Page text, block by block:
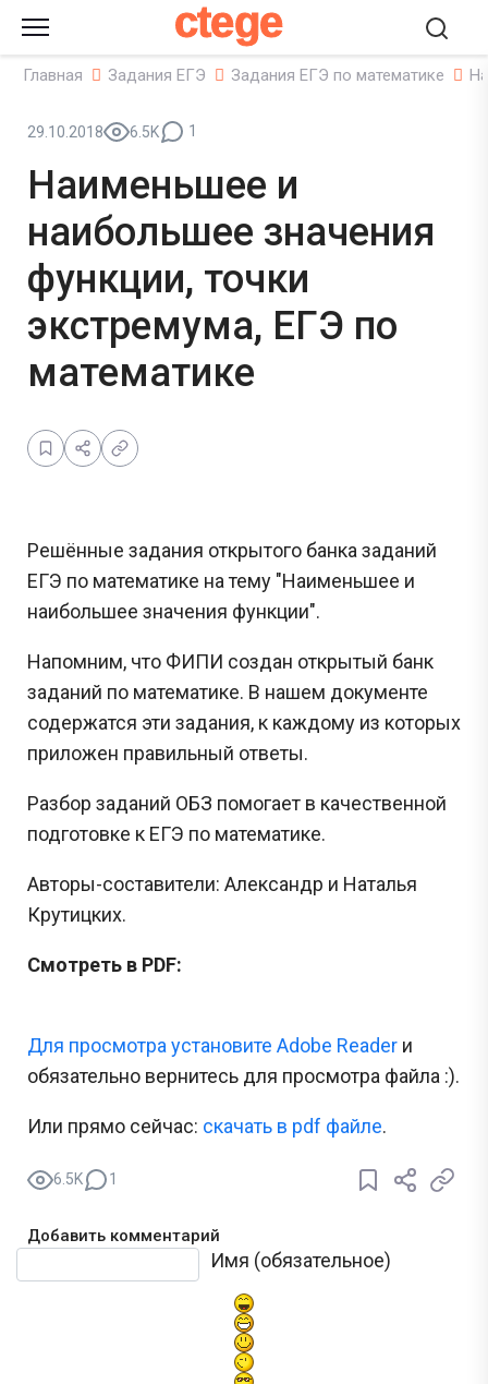
ctege
Главная Задания ЕГЭ Задания ЕГЭ по математике
29.10.2018 6.5K 1
Наименьшее и
наибольшее значения
функции, точки
экстремума, ЕГЭ по
математике
Решённые задания открытого банка заданий
ЕГЭ по математике на тему "Наименьшее и
наибольшее значения функции".
Напомним, что ФИПИ создан открытый банк
заданий по математике. В нашем документе
содержатся эти задания, к каждому из которых
приложен правильный ответы.
Разбор заданий ОБЗ помогает в качественной
подготовке к ЕГЭ по математике.
Авторы-составители: Александр и Наталья
Крутицких.
Смотреть в PDF:
Для просмотра установите Adobe Reader и
обязательно вернитесь для просмотра файла :).
Или прямо сейчас: cкачать в pdf файле.
6.5K 1
Добавить комментарий
Имя (обязательное)